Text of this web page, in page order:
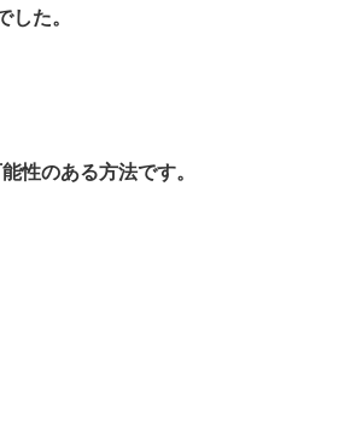
た。
性のある方法です。